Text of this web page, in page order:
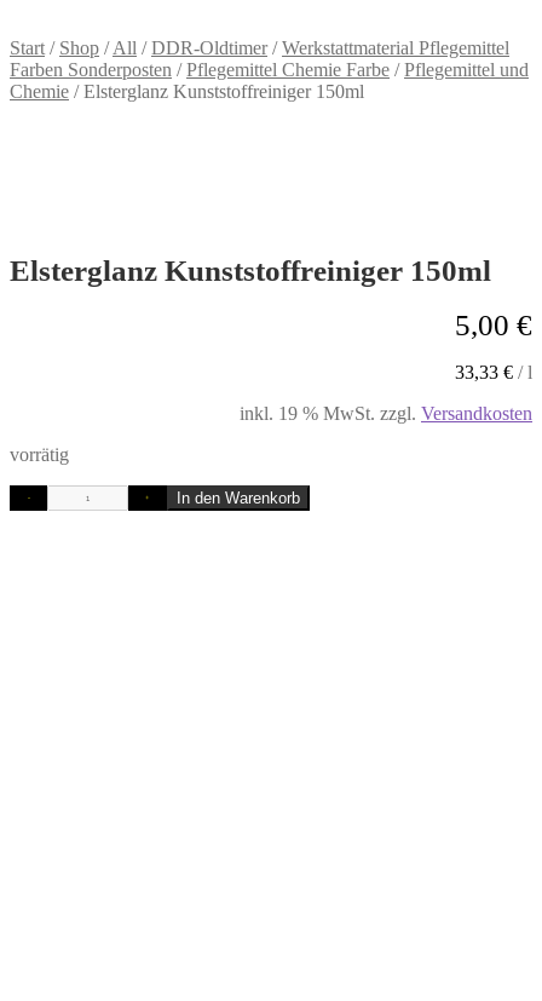
Start / Shop /All /DDR-Oldtimer/Werkstattmaterial Pflegemittel
Farben Sonderposten /Pflegemittel Chemie Farbe /Pflegemittel und
Chemie /Elsterglanz Kunststoffreiniger 150ml
Elsterglanz Kunststoffreiniger 150ml
5,00 €
33,33 € /l
inkl. 19 % MwSt. zzgl. Versandkosten
vorrätig
- + In den Warenkorb